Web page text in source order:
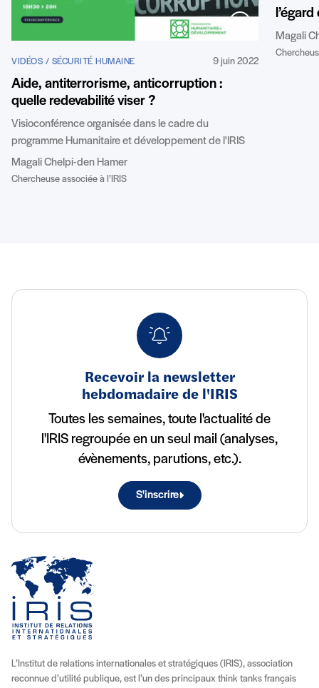
VIDÉOS / SÉCURITÉ HUMAINE 9 juin 2022
Aide, antiterrorisme, anticorruption :
quelle redevabilité viser ?
Visioconférence organisée dans le cadre du
programme Humanitaire et développement de l'IRIS
Magali Chelpi-den Hamer
Chercheuse associée à l’IRIS
Magali
Recevoir la newsletter
hebdomadaire de l'IRIS
Toutes les semaines, toute l'actualité de
l'IRIS regroupée en un seul mail (analyses,
évènements, parutions, etc.).
S'inscrire
L’Institut de relations internationales et stratégiques (IRIS), association
reconnue d’utilité publique, est l’un des principaux think tanks français